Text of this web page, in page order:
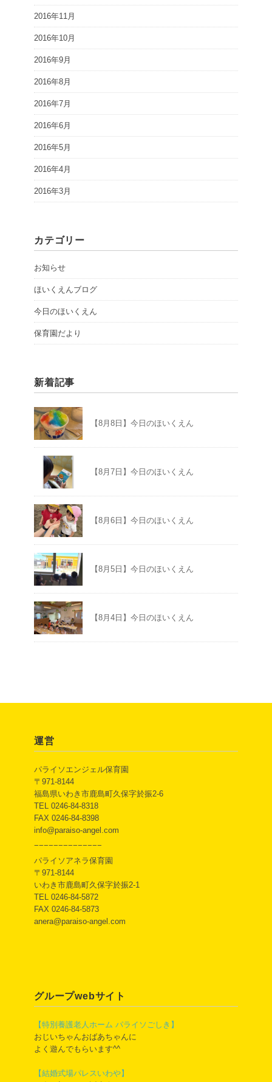
2016年11月
2016年10月
2016年9月
2016年8月
2016年7月
2016年6月
2016年5月
2016年4月
2016年3月
カテゴリー
お知らせ
ほいくえんブログ
今日のほいくえん
保育園だより
新着記事
【8月8日】今日のほいくえん
【8月7日】今日のほいくえん
【8月6日】今日のほいくえん
【8月5日】今日のほいくえん
【8月4日】今日のほいくえん
運営
パライソエンジェル保育園
〒971-8144
福島県いわき市鹿島町久保字於振2-6
TEL 0246-84-8318
FAX 0246-84-8398
info@paraiso-angel.com
−−−−−−−−−−−−−−
パライソアネラ保育園
〒971-8144
いわき市鹿島町久保字於振2-1
TEL 0246-84-5872
FAX 0246-84-5873
anera@paraiso-angel.com
グループwebサイト
【特別養護老人ホーム パライソごしき】
おじいちゃんおばあちゃんに
よく遊んでもらいます^^
【結婚式場パレスいわや】